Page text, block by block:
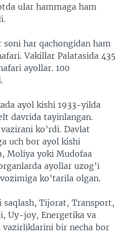
ular hammaga ham
har qachongidan ham
Vakillar Palatasida 435
ayollar. 100
ayol kishi 1933-yilda
davrida tayinlangan.
ko’rdi. Davlat
uch bor ayol kishi
Moliya yoki Mudofaa
ayollar uzog’i
ko’tarila olgan.
saqlash, Tijorat, Transport,
Uy-joy, Energetika va
bir necha bor